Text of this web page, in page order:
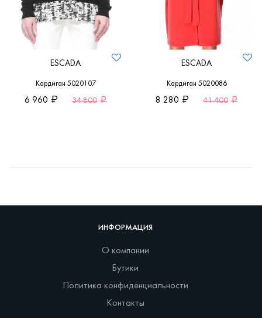
ESCADA
Кардиган 5020107
6 960 34 800
ESCADA
Кардиган 5020086
8 280 41 400
ИНФОРМАЦИЯ
О компании
Бутики
Политика конфиденциальности
Контакты